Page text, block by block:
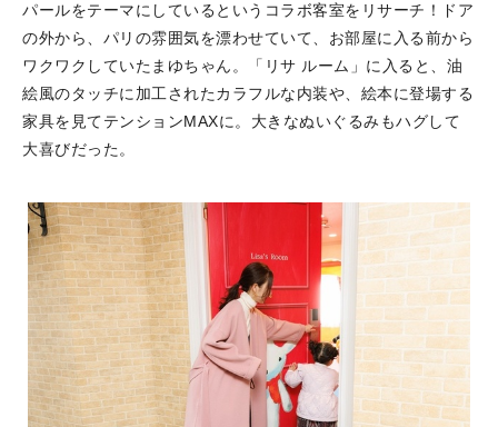
パールをテーマにしているというコラボ客室をリサーチ！ドア
の外から、パリの雰囲気を漂わせていて、お部屋に入る前から
ワクワクしていたまゆちゃん。「リサ ルーム」に入ると、油
絵風のタッチに加工されたカラフルな内装や、絵本に登場する
家具を見てテンションMAXに。大きなぬいぐるみもハグして
大喜びだった。